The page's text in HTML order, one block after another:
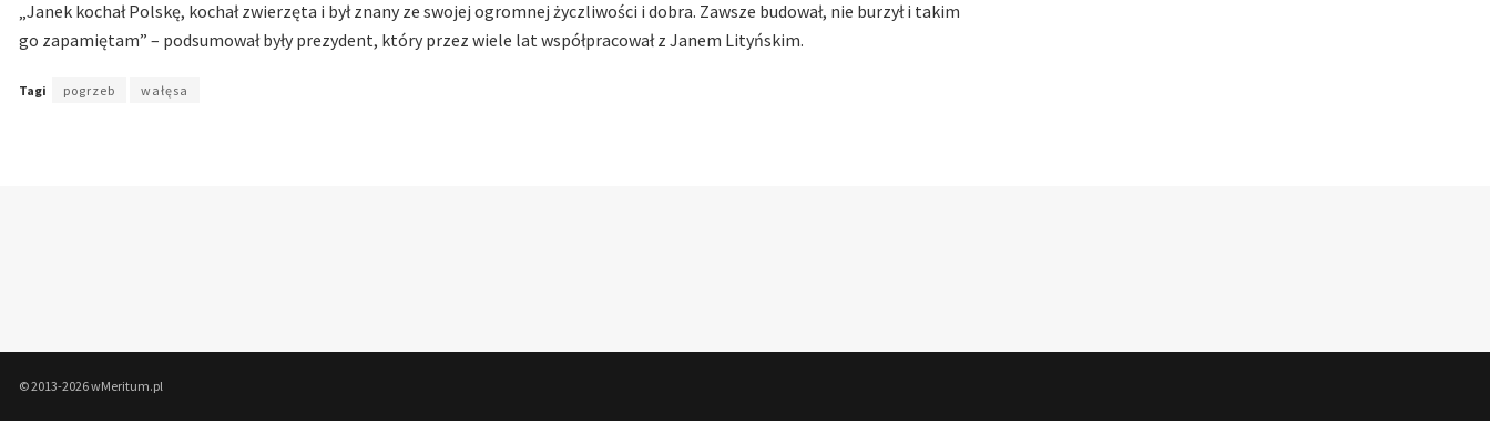
„Janek kochał Polskę, kochał zwierzęta i był znany ze swojej ogromnej życzliwości i dobra. Zawsze budował, nie burzył i takim
go zapamiętam” – podsumował były prezydent, który przez wiele lat współpracował z Janem Lityńskim.
Tagi pogrzeb wałęsa
© 2013-2026 wMeritum.pl